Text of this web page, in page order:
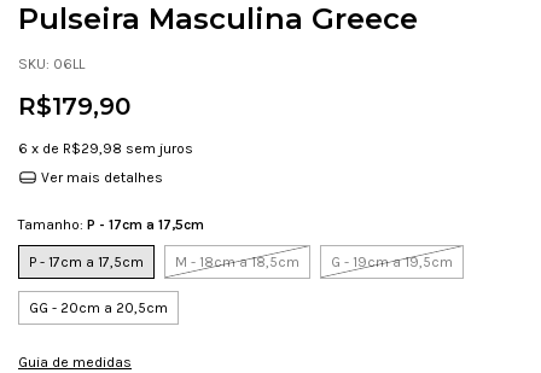
Pulseira Masculina Greece
SKU: 06LL
R$179,90
6 x de R$29,98 sem juros
Ver mais detalhes
Tamanho: P - 17cm a 17,5cm
P - 17cm a 17,5cm M - 18cm a 18,5cm G - 19cm a 19,5cm
GG - 20cm a 20,5cm
Guia de medidas